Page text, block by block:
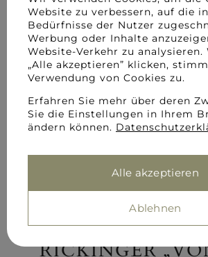
WEITERLESEN
1. Juli 2024
Sonderausstellung
RICKINGER
Website zu verbessern, auf die
Bedürfnisse der Nutzer
Werbung oder Inhalte
Website-Verkehr zu analysieren.
„Alle akzeptieren” klicken,
Verwendung von Cookies zu.
Erfahren Sie mehr über deren
Sie die Einstellungen in Ihrem
ändern können.
Ablehnen
Alle akzeptieren